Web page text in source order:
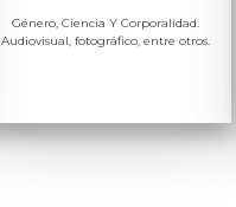
Género, Ciencia Y Corporalidad.
Audiovisual, fotográfico, entre otros.